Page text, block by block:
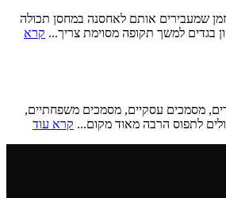
שמעבירים אותם לאחסנה במחסן תכולה
בגדים למשך תקופה מסוימת צריך... קרא
מסמכים עסקיים, מסמכים משפחתיים,
לתפוס הרבה מאוד מקום... קרא עוד